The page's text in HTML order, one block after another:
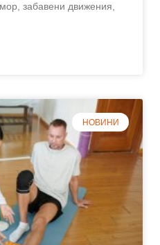
забавени движения,
НОВИНИ